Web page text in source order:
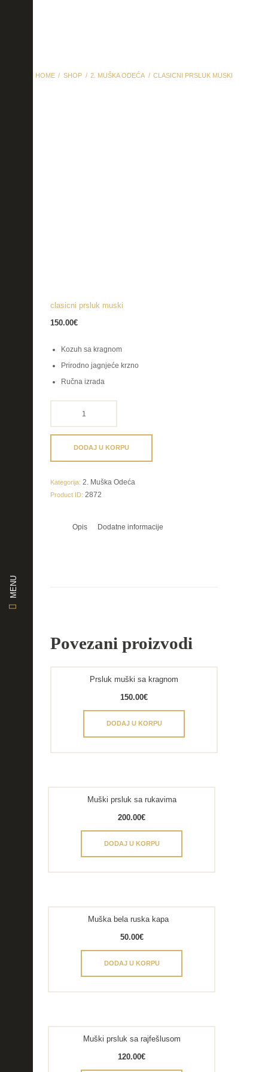
MENU
HOME SHOP 2. MUŠKA ODEĆA CLASICNI PRSLUK MUSKI
clasicni prsluk muski
150.00€
Kozuh sa kragnom
Prirodno jagnjeće krzno
Ručna izrada
količinaDODAJ U KORPU
Kategorija: 2. Muška Odeća
Product ID: 2872
Opis Dodatne informacije
Povezani proizvodi
Prsluk muški sa kragnom
150.00€
DODAJ U KORPU
Muški prsluk sa rukavima
200.00€
DODAJ U KORPU
Muška bela ruska kapa
50.00€
DODAJ U KORPU
Muški prsluk sa rajfešlusom
120.00€